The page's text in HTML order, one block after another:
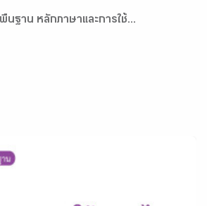
นฐาน หลักภาษาและการใช้...